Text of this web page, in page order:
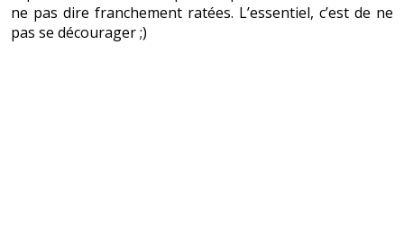
ne pas dire franchement ratées. L’essentiel, c’est de ne
pas se décourager ;)